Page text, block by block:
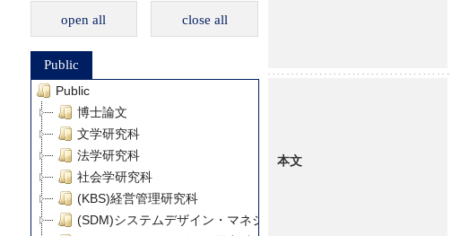
open all close all
Public
Public
博士論文
文学研究科
法学研究科
社会学研究科
(KBS)経営管理研究科
(SDM)システムデザイン・マネジメント研究科
本文